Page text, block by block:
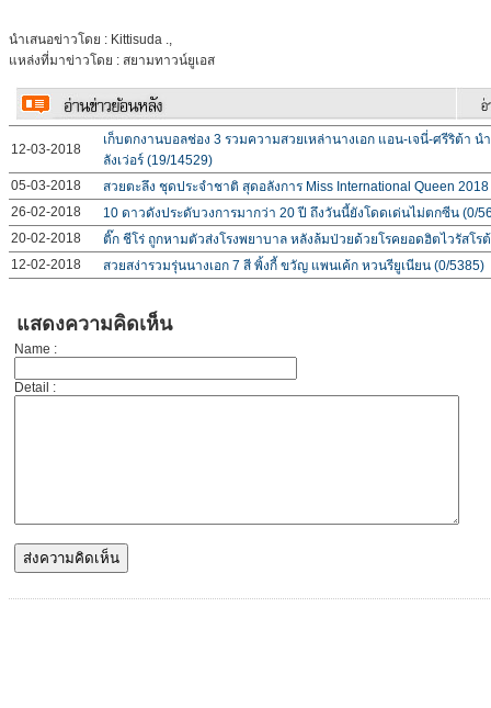
นำเสนอข่าวโดย : Kittisuda .,
แหล่งที่มาข่าวโดย : สยามทาวน์ยูเอส
12-03-2018
เก็บตกงานบอลช่อง 3 รวมความสวยเหล่านางเอก แอน-เจนี่-ศรีริต้า
ลังเว่อร์ (19/14529)
05-03-2018
สวยตะลึง ชุดประจําชาติ สุดอลังการ Miss International Queen
26-02-2018
10 ดาวดังประดับวงการมากว่า 20 ปี ถึงวันนี้ยังโดดเด่นไม่ตกซีน (0/
20-02-2018
ติ๊ก ชีโร่ ถูกหามตัวส่งโรงพยาบาล หลังล้มป่วยด้วยโรคยอดฮิตไวรัสโร
12-02-2018
สวยสง่ารวมรุ่นนางเอก 7 สี พิ้งกี้ ขวัญ แพนเค้ก หวนรียูเนียน (0/5385)
แสดงความคิดเห็น
Name :
Detail :